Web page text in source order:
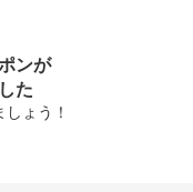
ンが
た
ょう！